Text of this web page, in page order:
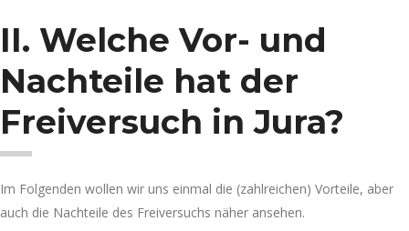
II. Welche Vor- und
Nachteile hat der
Freiversuch in Jura?
Im Folgenden wollen wir uns einmal die (zahlreichen) Vorteile, aber
auch die Nachteile des Freiversuchs näher ansehen.